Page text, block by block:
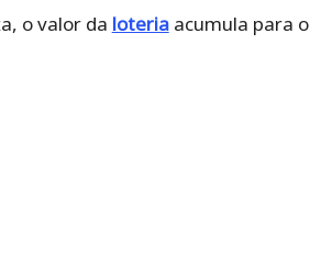
o valor da loteriaacumula para o